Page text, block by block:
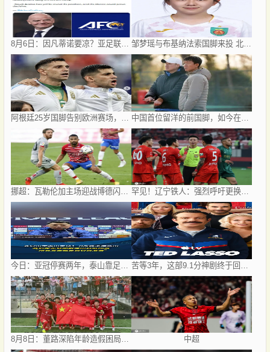
8月6日：因凡蒂诺要凉？亚足联反水、卡塔尔挺他，世界杯权力游戏比决赛点球还刺激！ 邹梦瑶与布基纳法索国脚来投 北京城建女足再迎两名强援
挪超：瓦勒伦加主场迎战博德闪耀，双方都残缺的首尾大战怎么看，比分预测赛事分析 罕见！辽宁铁人：强烈呼吁更换辽宁德比主裁 屡现争议判罚
中超